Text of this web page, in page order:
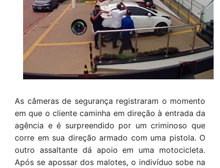
As câmeras de segurança registraram o momento
em que o cliente caminha em direção à entrada da
agência e é surpreendido por um criminoso que
corre em sua direção armado com uma pistola. O
outro assaltante dá apoio em uma motocicleta.
Após se apossar dos malotes, o indivíduo sobe na